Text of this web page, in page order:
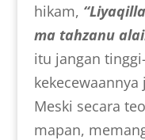
hikam,
ma tahzanu
itu jangan
Meski secara
mapan,